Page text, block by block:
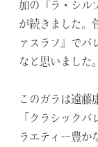
加の『ラ・シル
が続きました。
ァスラフ』でバ
なと思いました。
このガラは遠藤
「クラシック
ラエティー豊か